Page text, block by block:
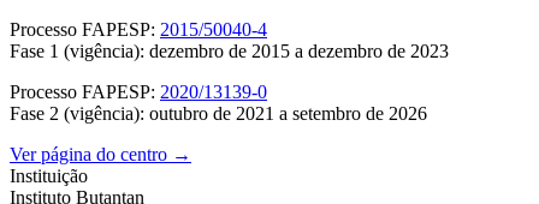
Processo FAPESP: 2015/50040-4
Fase 1 (vigência): dezembro de 2015 a dezembro de 2023
Processo FAPESP: 2020/13139-0
Fase 2 (vigência): outubro de 2021 a setembro de 2026
Ver página do centro →
Instituição
Instituto Butantan